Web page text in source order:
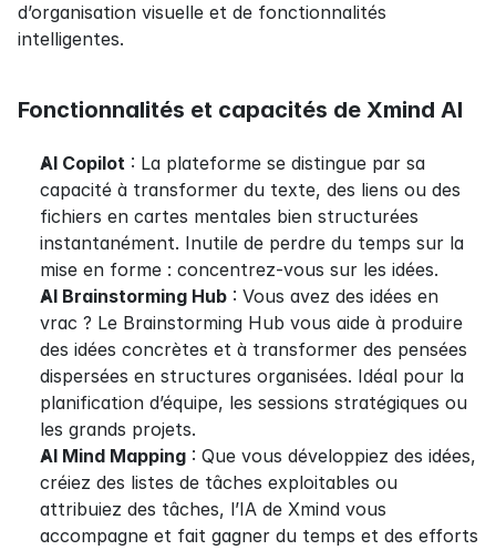
d’organisation visuelle et de fonctionnalités
intelligentes.
Fonctionnalités et capacités de Xmind AI
AI Copilot : La plateforme se distingue par sa
capacité à transformer du texte, des liens ou des
fichiers en cartes mentales bien structurées
instantanément. Inutile de perdre du temps sur la
mise en forme : concentrez-vous sur les idées.
AI Brainstorming Hub : Vous avez des idées en
vrac ? Le Brainstorming Hub vous aide à produire
des idées concrètes et à transformer des pensées
dispersées en structures organisées. Idéal pour la
planification d’équipe, les sessions stratégiques ou
les grands projets.
AI Mind Mapping : Que vous développiez des idées,
créiez des listes de tâches exploitables ou
attribuiez des tâches, l’IA de Xmind vous
accompagne et fait gagner du temps et des efforts